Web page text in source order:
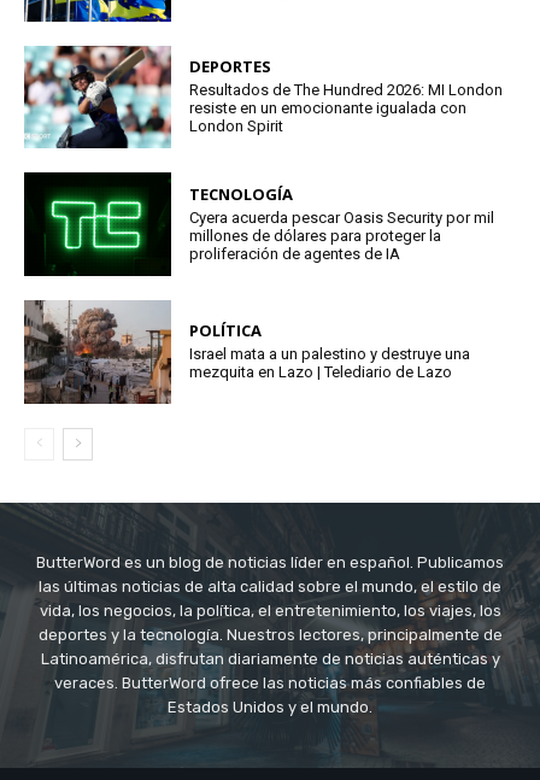
DEPORTES
Resultados de The Hundred 2026: MI London
resiste en un emocionante igualada con
London Spirit
TECNOLOGÍA
Cyera acuerda pescar Oasis Security por mil
millones de dólares para proteger la
proliferación de agentes de IA
POLÍTICA
Israel mata a un palestino y destruye una
mezquita en Lazo | Telediario de Lazo
ButterWord es un blog de noticias líder en español. Publicamos
las últimas noticias de alta calidad sobre el mundo, el estilo de
vida, los negocios, la política, el entretenimiento, los viajes, los
deportes y la tecnología. Nuestros lectores, principalmente de
Latinoamérica, disfrutan diariamente de noticias auténticas y
veraces. ButterWord ofrece las noticias más confiables de
Estados Unidos y el mundo.